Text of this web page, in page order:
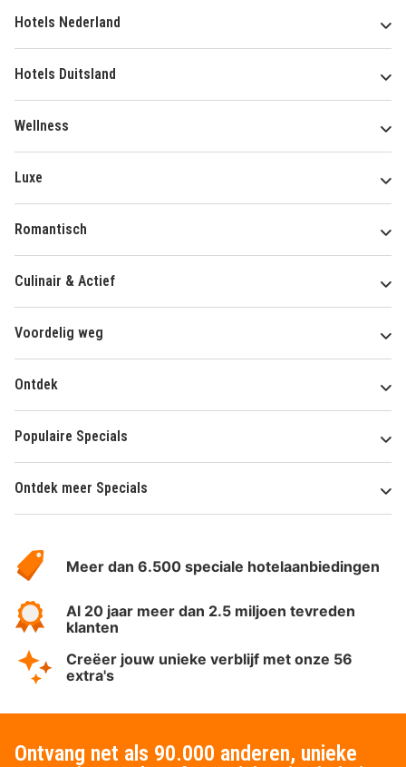
Hotels Nederland
Hotels Duitsland
Wellness
Luxe
Romantisch
Culinair & Actief
Voordelig weg
Ontdek
Populaire Specials
Ontdek meer Specials
HotelSpecials
Meer dan 6.500 speciale hotelaanbiedingen
Al 20 jaar meer dan 2.5 miljoen tevreden
klanten
Creëer jouw unieke verblijf met onze 56
extra's
Ontvang net als 90.000 anderen, unieke